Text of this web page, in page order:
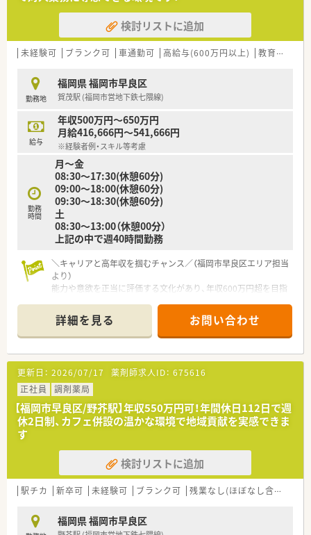
【こんな取り組みをしています】
■事務員が薬剤師の事務作業を代行することで、専門業務に集中
できる環境を構築しています。
体でスキルアップを図ります。
■夏季期間に3日以上の連続休暇取得を推奨し、社員の心身の健
康維持をサポートしています。
【こんな方にオススメ】
■在宅医療の豊富な経験を積み、この分野のプロフェッショナル
として活躍したい方に最適です。
■ご自身の努力や成果が年俸として明確に評価される給与体系
を望む方におすすめします。
■事務作業から解放され、薬剤師本来の対人業務や専門業務に専
念したい方にぴったりです。
検討リストに追加
未経験可 ブランク可 車通勤可 高給与(600万円以上) 教育制度あり
勤務地
福岡県 福岡市早良区
賀茂駅 (福岡市営地下鉄七隈線)
給与
年収500万円～650万円
月給416,666円～541,666円
※経験者例・スキル等考慮
勤務
時間
月～金
08:30～17:30(休憩60分)
09:00～18:00(休憩60分)
09:30～18:30(休憩60分)
土
08:30～13:00（休憩00分）
上記の中で週40時間勤務
＼キャリアと高年収を掴むチャンス／（福岡市早良区エリア担当
より）
能力や意欲を正当に評価する文化があり、年収600万円超を目指
医療サービスを追求してみませんか。
【店舗情報と応需状況について】
■賀茂駅から車で7分の場所に位置しており、2つのクリニック
から小児科や皮膚科を中心に1日約130枚の処方箋を受けます。
■常勤薬剤師が4名在籍する体制を整えており、医療事務2名と
密に連携しながらチームワークを大切にして日々の業務に励ん
でいます。
■近隣の小児科や形成外科などの多岐にわたる処方箋を応需し
ており、幅広い疾患に対する知識を日常的に深めることが可能な
【募集背景と求める人物像について】
■欠員補充に伴う体制強化のための募集であり、今までの薬局の
働き方に危機感を持ち新しい挑戦をしたいと考える方を歓迎し
■質の高い医療サービスの提供にこだわりを持ち、自身のスキル
を活かして主体的に行動できる向上心の高い薬剤師を求めてい
詳細を見る お問い合わせ
更新日： 2026/07/17 薬剤師求人ID： 675616
正社員
調剤薬局
【福岡市早良区/野芥駅】年収550万円可！年間休日112日で週
休2日制、カフェ併設の温かな環境で地域貢献を実感できま
す
検討リストに追加
駅チカ 新卒可 未経験可 ブランク可 残業なし(ほぼなし含む)
福岡県 福岡市早良区